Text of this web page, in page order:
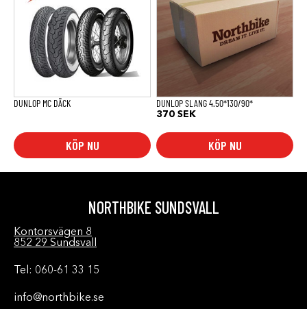
DUNLOP MC DÄCK
KÖP NU
DUNLOP SLANG 4.50*130/90*
370 SEK
KÖP NU
NORTHBIKE SUNDSVALL
Kontorsvägen 8
852 29 Sundsvall
Tel: 060-61 33 15
info@northbike.se